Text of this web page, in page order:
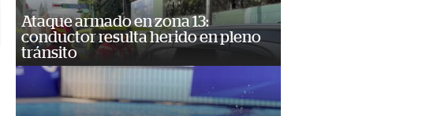
Ataque armado en zona 13:
conductor resulta herido en pleno
tránsito